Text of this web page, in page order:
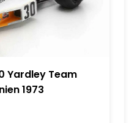
Yardley Team
1973